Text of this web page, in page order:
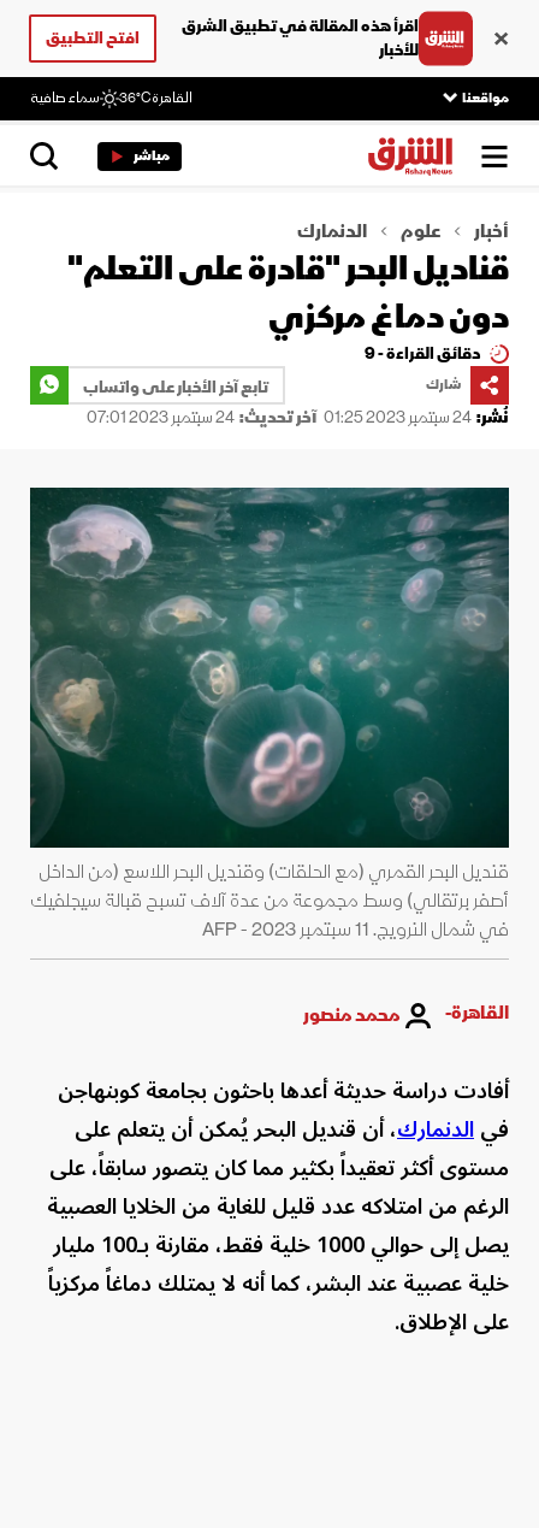
اقرأ هذه المقالة في تطبيق الشرق
للأخبار
افتح التطبيق
مواقعنا القاهرة36°C سماء صافية
مباشر
أخبار علوم الدنمارك
قناديل البحر "قادرة على التعلم"
دون دماغ مركزي
دقائق القراءة - 9
شارك
تابع آخر الأخبار على واتساب
نُشر:24 سبتمبر 2023 01:25 آخر تحديث:24 سبتمبر 2023 07:01
قنديل البحر القمري (مع الحلقات) وقنديل البحر اللاسع (من الداخل
أصفر برتقالي) وسط مجموعة من عدة آلاف تسبح قبالة سيجلفيك
في شمال النرويج. 11 سبتمبر 2023 - AFP
القاهرة- محمد منصور
أفادت دراسة حديثة أعدها باحثون بجامعة كوبنهاجن
فيالدنمارك، أن قنديل البحر يُمكن أن يتعلم على
مستوى أكثر تعقيداً بكثير مما كان يتصور سابقاً، على
الرغم من امتلاكه عدد قليل للغاية من الخلايا العصبية
يصل إلى حوالي 1000 خلية فقط، مقارنة بـ100 مليار
خلية عصبية عند البشر، كما أنه لا يمتلك دماغاً مركزياً
على الإطلاق.